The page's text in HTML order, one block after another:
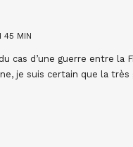
45 MIN
cas d’une guerre entre la
je suis certain que la